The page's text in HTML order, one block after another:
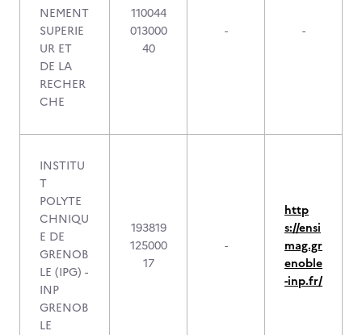
NEMENT
SUPERIE
UR ET
DE LA
RECHER
CHE
110044
013000
40
- -
INSTITU
T
POLYTE
CHNIQU
E DE
GRENOB
LE (IPG) -
INP
GRENOB
LE
193819
125000
17
-
http
s://ensi
mag.gr
enoble
-inp.fr/